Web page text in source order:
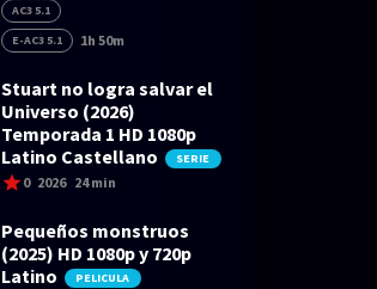
AC3 5.1
E-AC3 5.1
1h 50m
Stuart no logra salvar el
Universo (2026)
Temporada 1 HD 1080p
Latino Castellano
SERIE
0 2026 24 min
Pequeños monstruos
(2025) HD 1080p y 720p
Latino
PELICULA